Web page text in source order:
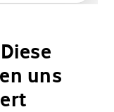
uns